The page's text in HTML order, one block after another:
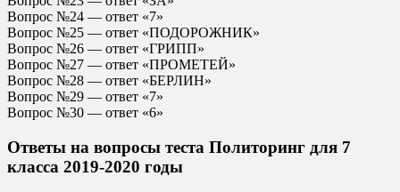
Вопрос №24 — ответ «7»
Вопрос №25 — ответ «ПОДОРОЖНИК»
Вопрос №26 — ответ «ГРИПП»
Вопрос №27 — ответ «ПРОМЕТЕЙ»
Вопрос №28 — ответ «БЕРЛИН»
Вопрос №29 — ответ «7»
Вопрос №30 — ответ «6»
Ответы на вопросы теста Политоринг для 7
класса 2019-2020 годы